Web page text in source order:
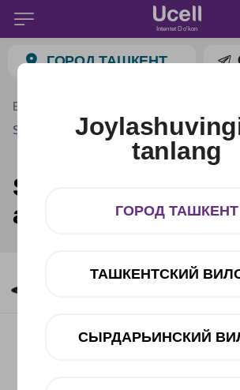
Intentet Do'kon
ГОРОД ТАШКЕНТ
Bosh menyu
Sony PlayStation va aksessuarlar
Sony PlayStation va
aksessuarlar
Sony MX5 Black
tanlang
ГОРОД ТАШКЕНТ
ТАШКЕНТСКИЙ
СЫРДАРЬИНСКИЙ